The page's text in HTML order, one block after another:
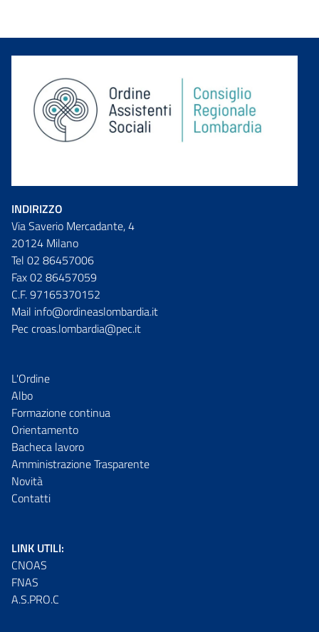
INDIRIZZO
Via Saverio Mercadante, 4
20124 Milano
Tel 02 86457006
Fax 02 86457059
C.F. 97165370152
Mail info@ordineaslombardia.it
Pec croas.lombardia@pec.it
L'Ordine
Albo
Formazione continua
Orientamento
Bacheca lavoro
Amministrazione Trasparente
Novità
Contatti
LINK UTILI:
CNOAS
FNAS
A.S.PRO.C